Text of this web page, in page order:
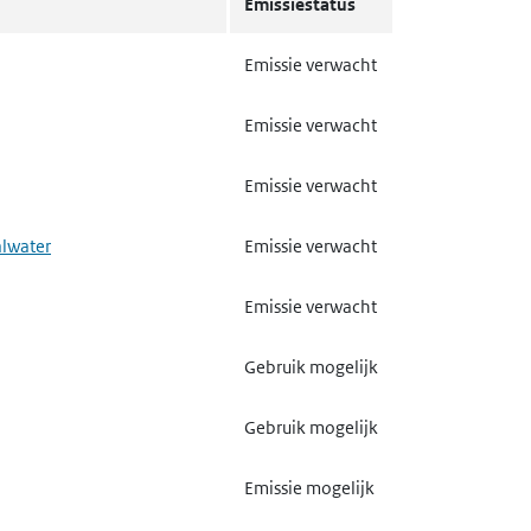
Emissie mogelijk
Emissie mogelijk
Emissie mogelijk
biociden Emissie mogelijk
Emissie mogelijk
Emissie mogelijk
Emissie verwacht
Emissie verwacht
Emissie verwacht
Emissie verwacht
Emissie verwacht
Emissie verwacht
Gebruik mogelijk
Gebruik mogelijk
Emissie mogelijk